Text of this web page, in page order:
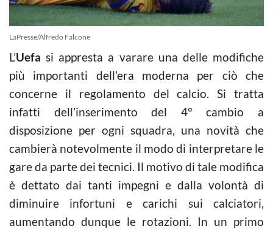
LaPresse/Alfredo Falcone
L’Uefa si appresta a varare una delle modifiche
più importanti dell’era moderna per ciò che
concerne il regolamento del calcio. Si tratta
infatti dell’inserimento del 4° cambio a
disposizione per ogni squadra, una novità che
cambierà notevolmente il modo di interpretare le
gare da parte dei tecnici. Il motivo di tale modifica
è dettato dai tanti impegni e dalla volontà di
diminuire infortuni e carichi sui calciatori,
aumentando dunque le rotazioni. In un primo